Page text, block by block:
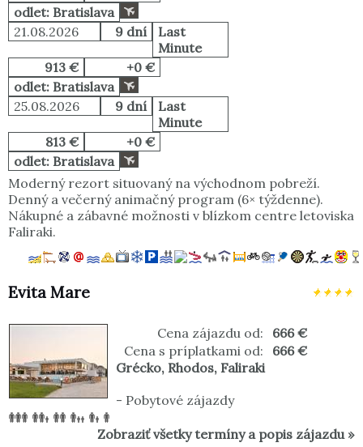
odlet: Bratislava
21.08.2026
9 dní
Last
Minute
913 €
+0 €
odlet: Bratislava
25.08.2026
9 dní
Last
Minute
813 €
+0 €
odlet: Bratislava
Moderný rezort situovaný na východnom pobreží.
Denný a večerný animačný program (6× týždenne).
Nákupné a zábavné možnosti v blízkom centre letoviska
Faliraki.
Evita Mare
Cena zájazdu od:
666 €
Cena s príplatkami od:
666 €
Grécko, Rhodos, Faliraki
- Pobytové zájazdy
Zobraziť všetky termíny a popis zájazdu »